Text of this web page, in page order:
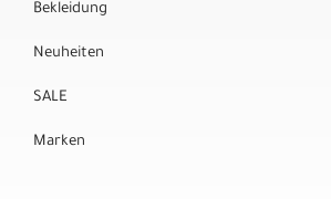
Bekleidung
Neuheiten
SALE
Marken